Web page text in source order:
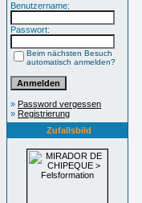
Benutzername:
Passwort:
Beim nächsten Besuch
automatisch anmelden?
» Password vergessen
» Registrierung
Zufallsbild